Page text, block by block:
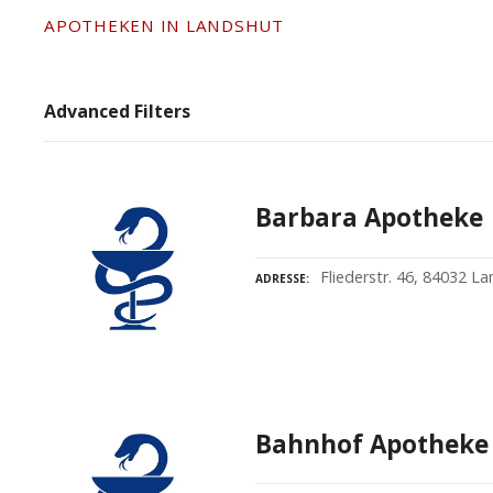
APOTHEKEN IN LANDSHUT
Advanced Filters
Barbara Apotheke
ADRESSE Fliederstr. 46, 84032
Bahnhof Apotheke